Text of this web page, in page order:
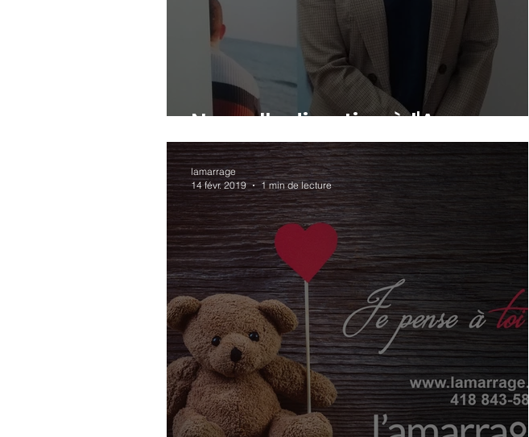
Nouvelle direction à l'Amarrage
lamarrage
14 févr. 2019
1 min de lecture